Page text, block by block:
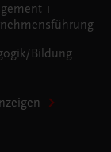
+
Bildung